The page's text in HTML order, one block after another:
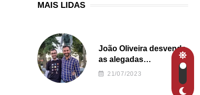
MAIS LIDAS
João Oliveira desvenda
as alegadas
irregularidades da
Junta de Freguesia S.
21/07/2023